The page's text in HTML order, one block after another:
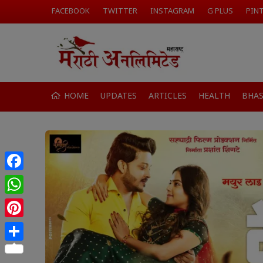
FACEBOOK TWITTER INSTAGRAM G PLUS
HOME UPDATES ARTICLES HEALTH
Facebook
WhatsApp
Pinterest
Share